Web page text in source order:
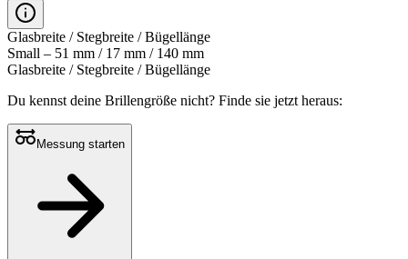
Glasbreite / Stegbreite / Bügellänge
Small – 51 mm / 17 mm / 140 mm
Glasbreite / Stegbreite / Bügellänge
Du kennst deine Brillengröße nicht? Finde sie jetzt heraus:
Messung starten